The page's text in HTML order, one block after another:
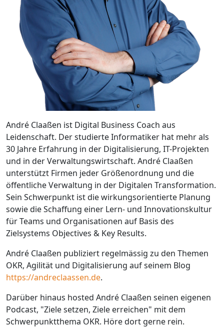
André Claaßen ist Digital Business Coach aus
Leidenschaft. Der studierte Informatiker hat mehr als
30 Jahre Erfahrung in der Digitalisierung, IT-Projekten
und in der Verwaltungswirtschaft. André Claaßen
unterstützt Firmen jeder Größenordnung und die
öffentliche Verwaltung in der Digitalen Transformation.
Sein Schwerpunkt ist die wirkungsorientierte Planung
sowie die Schaffung einer Lern- und Innovationskultur
für Teams und Organisationen auf Basis des
Zielsystems Objectives & Key Results.
André Claaßen publiziert regelmässig zu den Themen
OKR, Agilität und Digitalisierung auf seinem Blog
https://andreclaassen.de.
Darüber hinaus hosted André Claaßen seinen eigenen
Podcast, "Ziele setzen, Ziele erreichen" mit dem
Schwerpunktthema OKR. Höre dort gerne rein.